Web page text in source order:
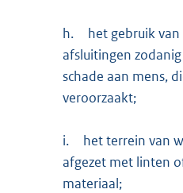
h.
het gebruik
afsluitingen
schade aan mens,
veroorzaakt;
i.
het terrein van
afgezet met linten
materiaal;